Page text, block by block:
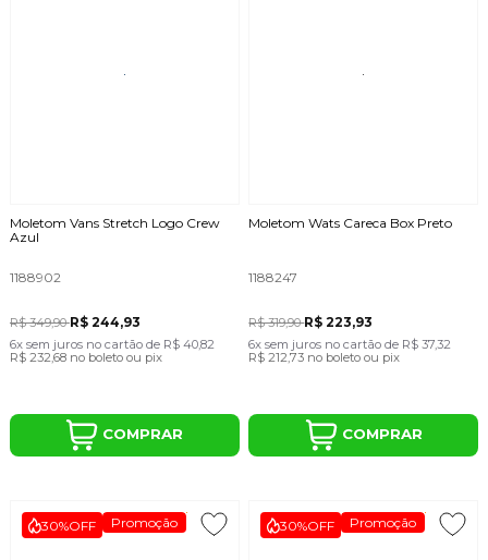
Moletom Vans Stretch Logo Crew
Azul
1188902
R$ 349,90R$ 244,93
6x sem juros no cartãode R$ 40,82
R$ 232,68 no boleto ou pix
COMPRAR
Moletom Wats Careca Box Preto
1188247
R$ 319,90R$ 223,93
6x sem juros no cartão de R$ 37,32
R$ 212,73 no boleto ou pix
COMPRAR
30%OFF Promoção 30%OFF Promoção